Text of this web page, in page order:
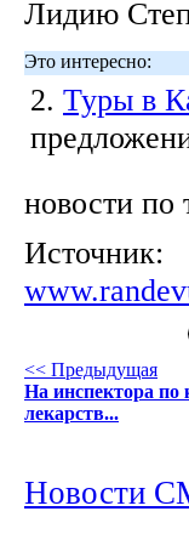
Лидию
Это интересно:
2. Туры в
новости по
Источник:
<< Предыдущая
На инспектора по
лекарств...
Новости